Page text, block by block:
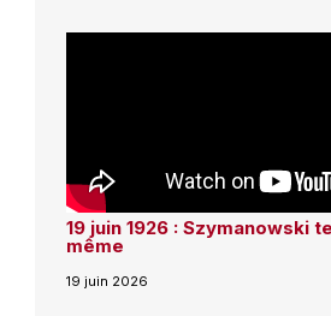
19 juin 1926 : Szymanowski
même
19 juin 2026